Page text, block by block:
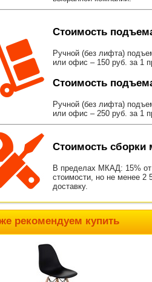
Стоимость
Ручной (без лифта)
или офис – 150 руб. за 1
Стоимость
Ручной (без лифта)
или офис – 250 руб. за 1
Стоимость сборки
В пределах МКАД: 15%
стоимости, но не менее 2
доставку.
рекомендуем купить